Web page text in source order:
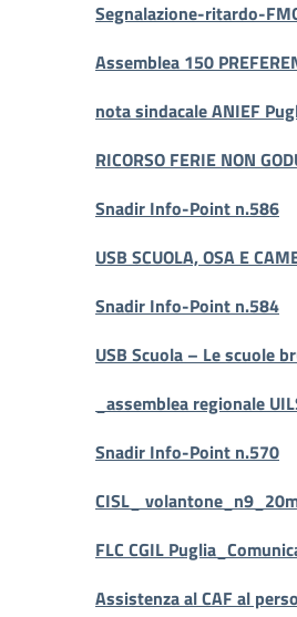
Segnalazione-ritardo-
Assemblea 150
nota sindacale ANIEF
RICORSO FERIE NON
Snadir Info-Point n.586
USB SCUOLA, OSA E
Snadir Info-Point n.584
USB Scuola – Le scuole
_assemblea regionale
Snadir Info-Point n.570
CISL_
FLC CGIL
Assistenza al CAF al